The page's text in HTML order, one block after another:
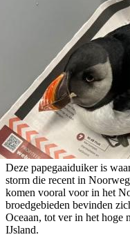
Deze papegaaiduiker is
storm die recent in
komen vooral voor in het
broedgebieden bevinden
Oceaan, tot ver in het hoge
IJsland.